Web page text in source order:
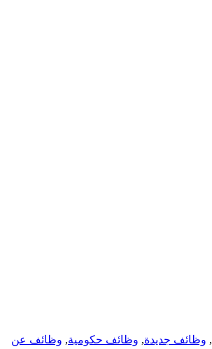
, وظائف جديدة, وظائف حكومية, وظائف عن